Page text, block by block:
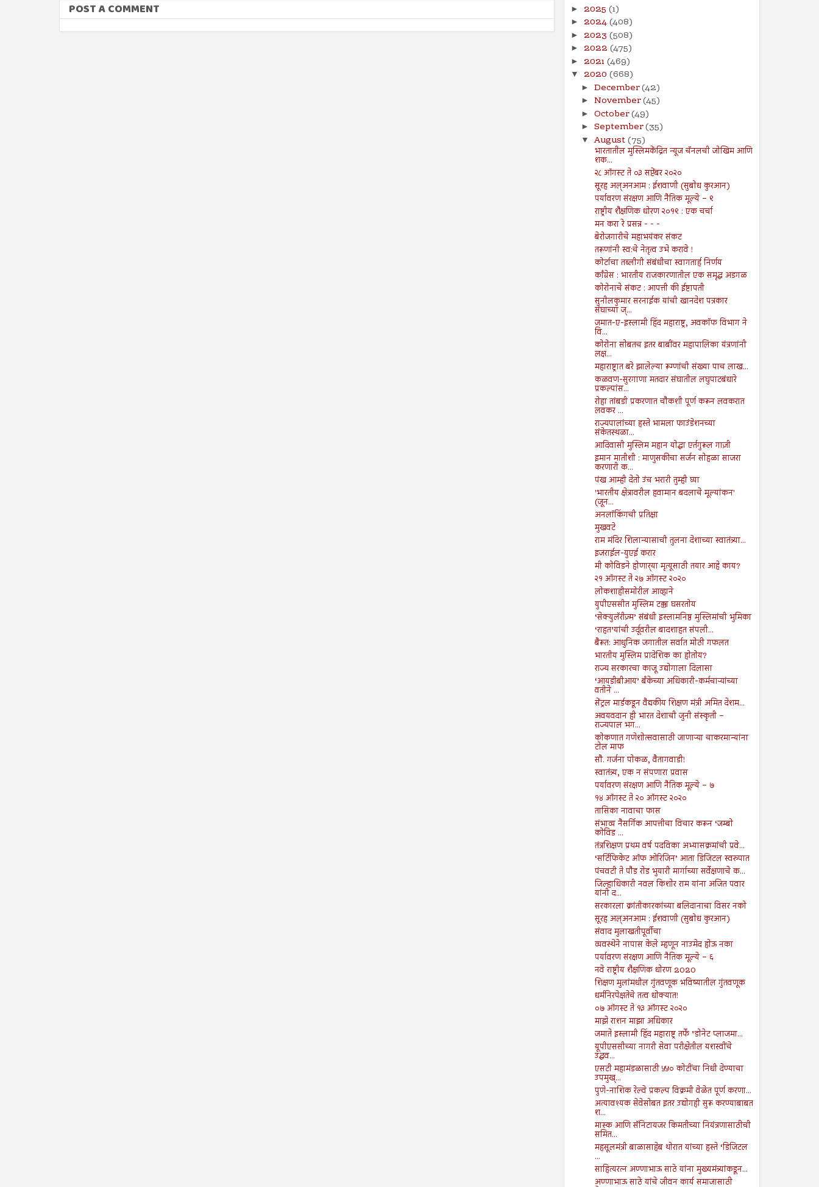
POST A COMMENT ► 2025 (1)
► 2024(408)
► 2023 (508)
► 2022 (475)
► 2021(469)
▼ 2020 (668)
► December(42)
► November(45)
► October(49)
► September(35)
▼ August(75)
भारतातील मुस्लिमकेंद्रित न्यूज चॅनलची जोखिम आणि
शक...
२८ ऑगस्ट ते ०३ सप्टेंबर २०२०
सूरह अल्अनआम : ईशवाणी (सुबोध कुरआन)
पर्यावरण संरक्षण आणि नैतिक मूल्ये – ९
राष्ट्रीय शैक्षणिक धोरण २०१९ : एक चर्चा
मन करा रे प्रसन्न - - -
बेरोजगारीचे महाभयंकर संकट
तरूणांनी स्व:चे नेतृत्व उभे करावे !
कोर्टाचा तब्लीगी संबंधीचा स्वागतार्ह निर्णय
काँग्रेस : भारतीय राजकारणातील एक समृद्ध अडगळ
कोरोनाचे संकट : आपत्ती की ईष्टापती
सुनीलकुमार सरनाईक यांची खानदेश पत्रकार
संघाच्या ज्...
जमात-ए-इस्लामी हिंद महाराष्ट्र, अवकाॅफ विभाग ने
वि...
कोरोना सोबतच इतर बाबींवर महापालिका यंत्रणांनी
लक्ष...
महाराष्ट्रात बरे झालेल्या रूग्णांची संख्या पाच लाख...
कळवण-सुरगाणा मतदार संघातील लघुपाटबंधारे
प्रकल्पांस...
रोहा तांबडी प्रकरणात चौकशी पूर्ण करून लवकरात
लवकर ...
राज्यपालांच्या हस्ते भामला फाउंडेशनच्या
संकेतस्थळा...
आदिवासी मुस्लिम महान योद्धा एर्तगुरूल गाज़ी
इमान मातीशी : माणुसकीचा सर्जन सोहळा साजरा
करणारी क...
पंख आम्ही देतो उंच भरारी तुम्ही घ्या
'भारतीय क्षेत्रावरील हवामान बदलाचे मूल्यांकन'
(जून...
अनलॉकिंगची प्रतिक्षा
मुखवटे
राम मंदिर शिलान्यासाची तुलना देशाच्या स्वातंत्र्या...
इजराईल-युएई करार
मी कोविडने होणार्‍या मृत्यूसाठी तयार आहे काय?
२१ ऑगस्ट ते २७ ऑगस्ट २०२०
लोकशाहीसमोरील आव्हाने
युपीएससीत मुस्लिम टक्का घसरतोय
‘सेक्युलॅरीज़्म’ संबंधी इस्लामनिष्ठ मुस्लिमांची भुमिका
‘राहत’यांची उर्दूवरील बादशाहत संपली...
बैरूत: आधुनिक जगातील सर्वात मोठी गफलत
भारतीय मुस्लिम प्रादेशिक का होतोय?
राज्य सरकारचा काजू उद्योगाला दिलासा
‘आयडीबीआय’ बँकेच्या अधिकारी-कर्मचाऱ्यांच्या
वतीने ...
सेंट्रल मार्डकडून वैद्यकीय शिक्षण मंत्री अमित देशम...
अवयवदान ही भारत देशाची जुनी संस्कृती –
राज्यपाल भग...
कोकणात गणेशोत्सवासाठी जाणाऱ्या चाकरमान्यांना
टोल माफ
सौ. गर्जना पोकळ, वैतागवाडी!
स्वातंत्र्य, एक न संपणारा प्रवास
पर्यावरण संरक्षण आणि नैतिक मूल्ये – ७
१४ ऑगस्ट ते २० ऑगस्ट २०२०
तासिका नावाचा फास
संभाव्य नैसर्गिक आपत्तीचा विचार करून ‘जम्बो
कोविड ...
तंत्रशिक्षण प्रथम वर्ष पदविका अभ्यासक्रमांची प्रवे...
‘सर्टिफिकेट ऑफ ओरिजिन’ आता डिजिटल स्वरुपात
पंचवटी ते पौड रोड भुयारी मार्गाच्या सर्वेक्षणाचे क...
जिल्हाधिकारी नवल किशोर राम यांना अजित पवार
यांनी द...
सरकारला क्रांतीकारकांच्या बलिदानाचा विसर नको
सूरह अल्अनआम : ईशवाणी (सुबोध कुरआन)
संवाद मुलाखतीपूर्वीचा
व्यवस्थेने नापास केले म्हणून नाउमेद होऊ नका
पर्यावरण संरक्षण आणि नैतिक मूल्ये – ६
नवे राष्ट्रीय शैक्षणिक धोरण 2020
शिक्षण मुलांमधील गुंतवणूक भविष्यातील गुंतवणूक
धर्मनिरपेक्षतेचे तत्व धोक्यात!
०७ ऑगस्ट ते १३ ऑगस्ट २०२०
माझे राशन माझा अधिकार
जमाते इस्लामी हिंद महाराष्ट्र तर्फे "डोनेट प्लाजमा...
यूपीएससीच्या नागरी सेवा परीक्षेतील यशस्वींचे
उद्धव...
एसटी महामंडळासाठी ५५० कोटींचा निधी देण्याचा
उपमुख्...
पुणे-नाशिक रेल्वे प्रकल्प विक्रमी वेळेत पूर्ण करणा...
अत्यावश्यक सेवेसोबत इतर उद्योगही सुरू करण्याबाबत
श...
मास्क आणि सॅनिटायजर किमतीच्या नियंत्रणासाठीची
समित...
महसूलमंत्री बाळासाहेब थोरात यांच्या हस्ते ‘डिजिटल
...
साहित्यरत्न अण्णाभाऊ साठे यांना मुख्यमंत्र्यांकडून...
अण्णाभाऊ साठे यांचे जीवन कार्य समाजासाठी